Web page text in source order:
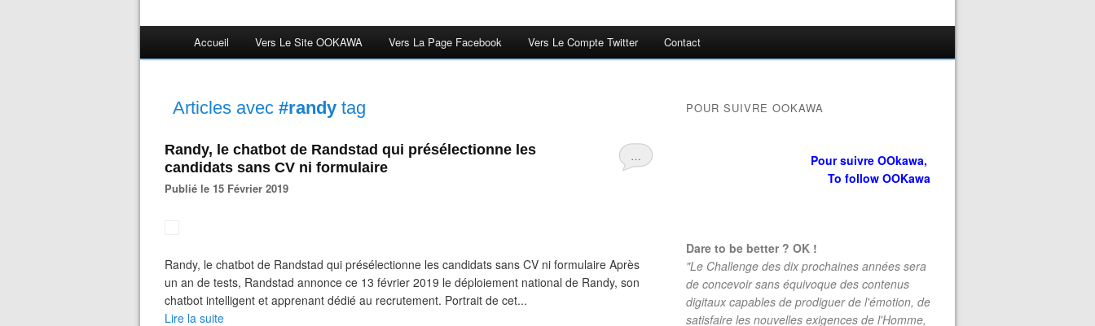
Accueil Vers Le Site OOKAWA Vers La Page Facebook Vers Le Compte Twitter Contact
Articles avec #randy tag
…
Randy, le chatbot de Randstad qui présélectionne les
candidats sans CV ni formulaire
Publié le 15 Février 2019
Randy, le chatbot de Randstad qui présélectionne les candidats sans CV ni formulaire Après
un an de tests, Randstad annonce ce 13 février 2019 le déploiement national de Randy, son
chatbot intelligent et apprenant dédié au recrutement. Portrait de cet...
Lire la suite
POUR SUIVRE OOKAWA
Pour suivre OOkawa,
To follow OOKawa
Dare to be better ? OK !
"Le Challenge des dix prochaines années sera
de concevoir sans équivoque des contenus
digitaux capables de prodiguer de l'émotion, de
satisfaire les nouvelles exigences de l'Homme,